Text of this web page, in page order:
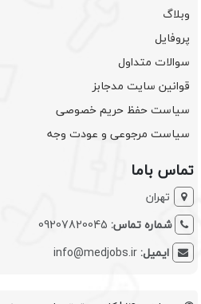
وبلاگ
پروفایل
سوالات متداول
قوانین سایت مدجابز
سیاست حفظ حریم خصوصی
سیاست مرجوعی و عودت وجه
تماس باما
تهران
شماره تماس: 09207820045
ایمیل:info@medjobs.ir